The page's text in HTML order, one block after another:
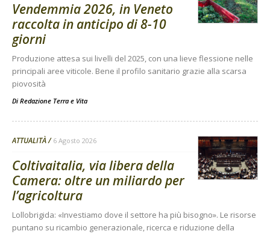
Vendemmia 2026, in Veneto
raccolta in anticipo di 8-10
giorni
Produzione attesa sui livelli del 2025, con una lieve flessione nelle
principali aree viticole. Bene il profilo sanitario grazie alla scarsa
piovosità
Di Redazione Terra e Vita
ATTUALITÀ 6 Agosto 2026
Coltivaitalia, via libera della
Camera: oltre un miliardo per
l’agricoltura
Lollobrigida: «Investiamo dove il settore ha più bisogno». Le risorse
puntano su ricambio generazionale, ricerca e riduzione della